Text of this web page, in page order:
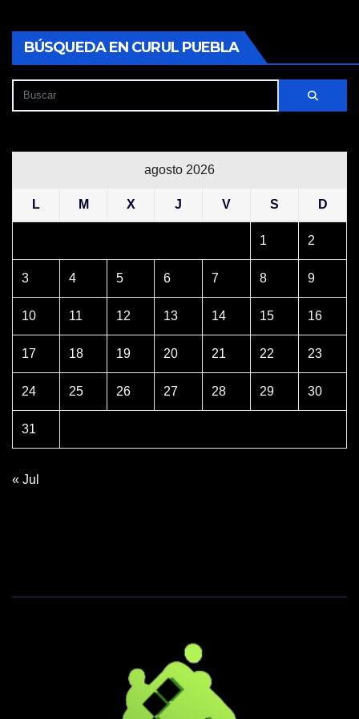
BÚSQUEDA EN CURUL PUEBLA
agosto 2026
L M X J V S D
1 2
3 4 5 6 7 8 9
10 11 12 13 14 15 16
17 18 19 20 21 22 23
24 25 26 27 28 29 30
31
« Jul